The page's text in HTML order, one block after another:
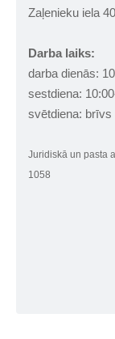
Zaļenieku iela
Darba laiks:
darba dienās:
sestdiena:
svētdiena: brīvs
Juridiskā un pasta
1058